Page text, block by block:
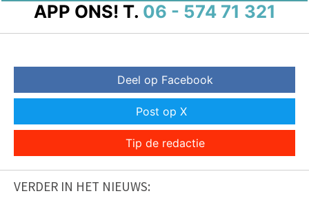
APP ONS! T. 06 - 574 71 321
Deel op Facebook
Post op X
Tip de redactie
VERDER IN HET NIEUWS: